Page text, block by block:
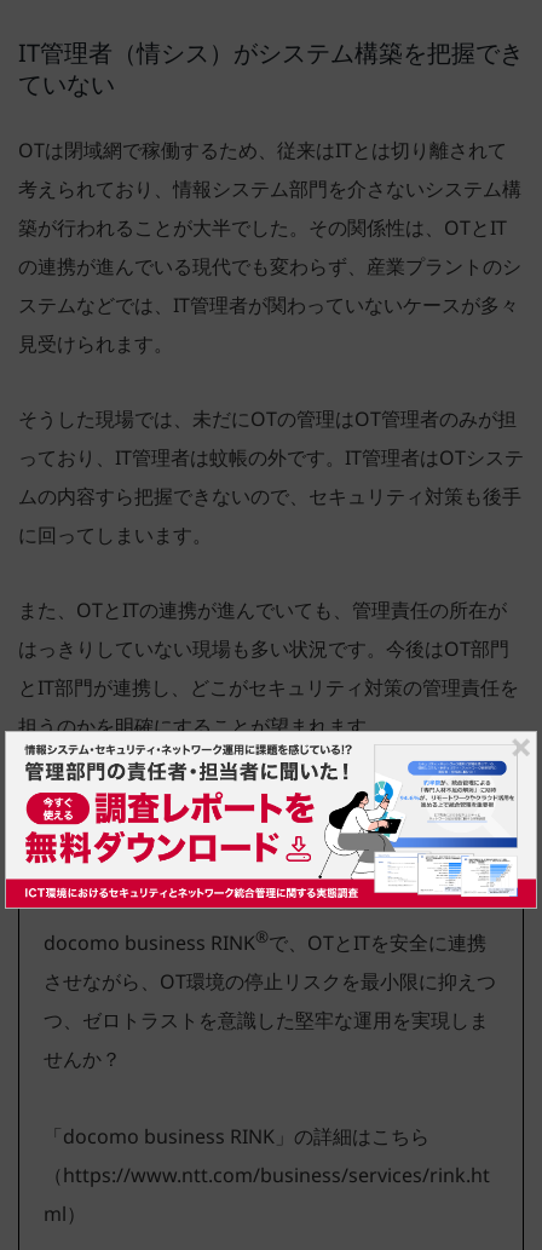
IT管理者（情シス）がシステム構築を把握でき
ていない
OTは閉域網で稼働するため、従来はITとは切り離されて
考えられており、情報システム部門を介さないシステム構
築が行われることが大半でした。その関係性は、OTとIT
の連携が進んでいる現代でも変わらず、産業プラントのシ
ステムなどでは、IT管理者が関わっていないケースが多々
見受けられます。
そうした現場では、未だにOTの管理はOT管理者のみが担
っており、IT管理者は蚊帳の外です。IT管理者はOTシステ
ムの内容すら把握できないので、セキュリティ対策も後手
に回ってしまいます。
また、OTとITの連携が進んでいても、管理責任の所在が
はっきりしていない現場も多い状況です。今後はOT部門
とIT部門が連携し、どこがセキュリティ対策の管理責任を
担うのかを明確にすることが望まれます。
【OTとITを安全に連携するなら、ネットワーク＆セ
キュリティを一体強化！】
docomo business RINK®で、OTとITを安全に連携
させながら、OT環境の停止リスクを最小限に抑えつ
つ、ゼロトラストを意識した堅牢な運用を実現しま
せんか？
「docomo business RINK」の詳細はこちら
（https://www.ntt.com/business/services/rink.ht
ml）